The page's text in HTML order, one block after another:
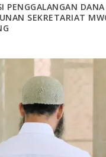
PENGGALANGAN DANA
SEKRETARIAT